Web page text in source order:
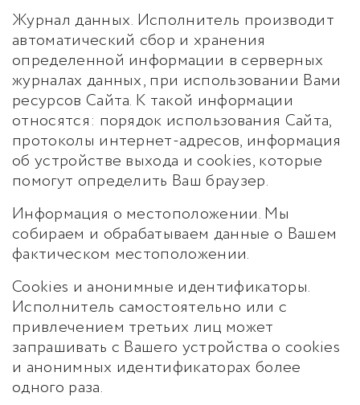
Журнал данных. Исполнитель производит
автоматический сбор и хранения
определенной информации в серверных
журналах данных, при использовании Вами
ресурсов Сайта. К такой информации
относятся: порядок использования Сайта,
протоколы интернет-адресов, информация
об устройстве выхода и cookies, которые
помогут определить Ваш браузер.
Информация о местоположении. Мы
собираем и обрабатываем данные о Вашем
фактическом местоположении.
Cookies и анонимные идентификаторы.
Исполнитель самостоятельно или с
привлечением третьих лиц может
запрашивать с Вашего устройства о cookies
и анонимных идентификаторах более
одного раза.